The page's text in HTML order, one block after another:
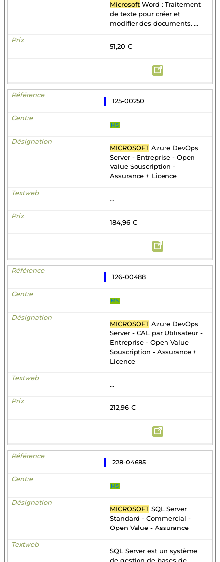
Microsoft Word : Traitement
de texte pour créer et
modifier des documents. ...
51,20 €
125-00250
MS
MICROSOFT Azure DevOps
Server - Entreprise - Open
Value Souscription -
Assurance + Licence
...
184,96 €
126-00488
MS
MICROSOFT Azure DevOps
Server - CAL par Utilisateur -
Entreprise - Open Value
Souscription - Assurance +
Licence
...
212,96 €
228-04685
MS
MICROSOFT SQL Server
Standard - Commercial -
Open Value - Assurance
SQL Server est un système
de gestion de bases de